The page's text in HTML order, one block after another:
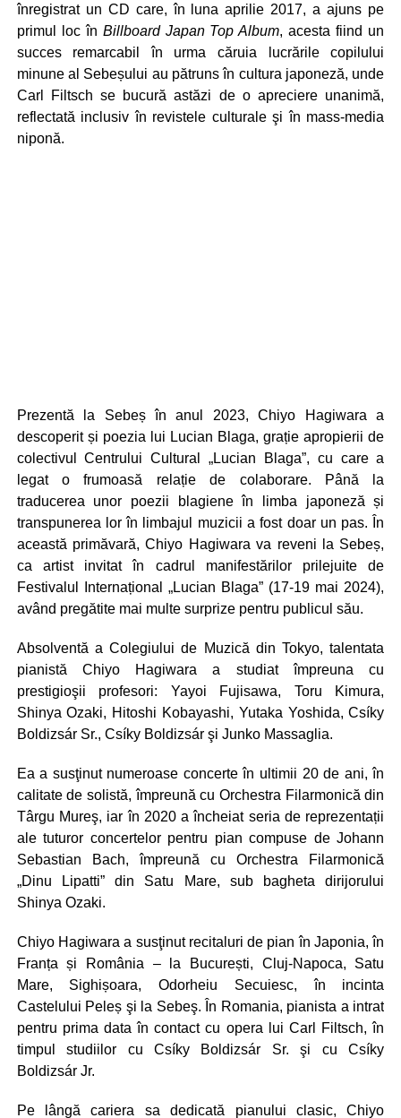
înregistrat un CD care, în luna aprilie 2017, a ajuns pe
primul loc în Billboard Japan Top Album, acesta fiind un
succes remarcabil în urma căruia lucrările copilului
minune al Sebeșului au pătruns în cultura japoneză, unde
Carl Filtsch se bucură astăzi de o apreciere unanimă,
reflectată inclusiv în revistele culturale şi în mass-media
niponă.
Prezentă la Sebeș în anul 2023, Chiyo Hagiwara a
descoperit și poezia lui Lucian Blaga, grație apropierii de
colectivul Centrului Cultural „Lucian Blaga”, cu care a
legat o frumoasă relație de colaborare. Până la
traducerea unor poezii blagiene în limba japoneză și
transpunerea lor în limbajul muzicii a fost doar un pas. În
această primăvară, Chiyo Hagiwara va reveni la Sebeș,
ca artist invitat în cadrul manifestărilor prilejuite de
Festivalul Internațional „Lucian Blaga” (17-19 mai 2024),
având pregătite mai multe surprize pentru publicul său.
Absolventă a Colegiului de Muzică din Tokyo, talentata
pianistă Chiyo Hagiwara a studiat împreuna cu
prestigioşii profesori: Yayoi Fujisawa, Toru Kimura,
Shinya Ozaki, Hitoshi Kobayashi, Yutaka Yoshida, Csíky
Boldizsár Sr., Csíky Boldizsár şi Junko Massaglia.
Ea a susţinut numeroase concerte în ultimii 20 de ani, în
calitate de solistă, împreună cu Orchestra Filarmonică din
Târgu Mureş, iar în 2020 a încheiat seria de reprezentații
ale tuturor concertelor pentru pian compuse de Johann
Sebastian Bach, împreună cu Orchestra Filarmonică
„Dinu Lipatti” din Satu Mare, sub bagheta dirijorului
Shinya Ozaki.
Chiyo Hagiwara a susţinut recitaluri de pian în Japonia, în
Franța și România – la București, Cluj-Napoca, Satu
Mare, Sighișoara, Odorheiu Secuiesc, în incinta
Castelului Peleș şi la Sebeş. În Romania, pianista a intrat
pentru prima data în contact cu opera lui Carl Filtsch, în
timpul studiilor cu Csíky Boldizsár Sr. şi cu Csíky
Boldizsár Jr.
Pe lângă cariera sa dedicată pianului clasic, Chiyo